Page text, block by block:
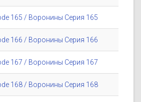
165 / Воронины Серия 165
166 / Воронины Серия 166
167 / Воронины Серия 167
168 / Воронины Серия 168